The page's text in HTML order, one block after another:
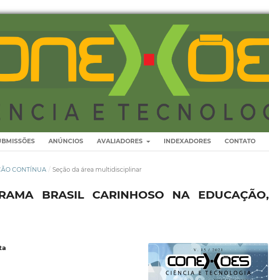
ANÚNCIOS AVALIADORES INDEXADORES CONTATO
CONTÍNUA / Seção da área multidisciplinar
BRASIL CARINHOSO NA EDUCAÇÃO,